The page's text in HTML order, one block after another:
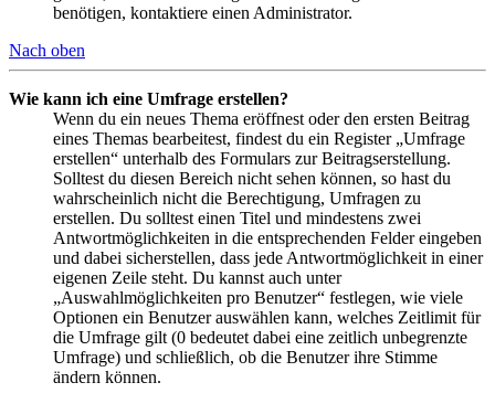
benötigen, kontaktiere einen Administrator.
Nach oben
Wie kann ich eine Umfrage erstellen?
Wenn du ein neues Thema eröffnest oder den ersten Beitrag
eines Themas bearbeitest, findest du ein Register „Umfrage
erstellen“ unterhalb des Formulars zur Beitragserstellung.
Solltest du diesen Bereich nicht sehen können, so hast du
wahrscheinlich nicht die Berechtigung, Umfragen zu
erstellen. Du solltest einen Titel und mindestens zwei
Antwortmöglichkeiten in die entsprechenden Felder eingeben
und dabei sicherstellen, dass jede Antwortmöglichkeit in einer
eigenen Zeile steht. Du kannst auch unter
„Auswahlmöglichkeiten pro Benutzer“ festlegen, wie viele
Optionen ein Benutzer auswählen kann, welches Zeitlimit für
die Umfrage gilt (0 bedeutet dabei eine zeitlich unbegrenzte
Umfrage) und schließlich, ob die Benutzer ihre Stimme
ändern können.